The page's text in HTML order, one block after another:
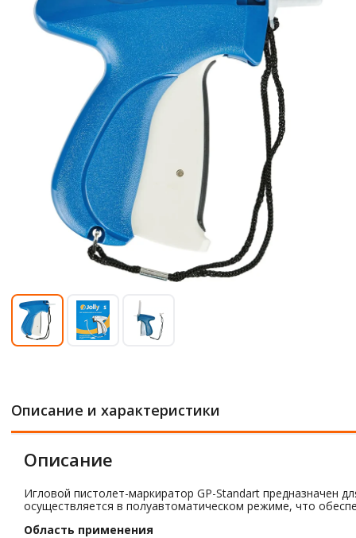
Описание и характеристики
Описание
Игловой пистолет-маркиратор GP-Standart предназначен
осуществляется в полуавтоматическом режиме, что
Область применения